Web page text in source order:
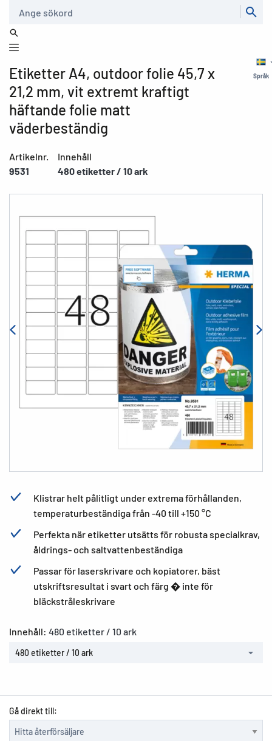
Språk
Etiketter A4, outdoor folie 45,7 x
21,2 mm, vit extremt kraftigt
häftande folie matt
väderbeständig
Artikelnr.
9531
Innehåll
480 etiketter / 10 ark
Klistrar helt pålitligt under extrema förhållanden,
temperaturbeständiga från -40 till +150 °C
Perfekta när etiketter utsätts för robusta specialkrav,
åldrings- och saltvattenbeständiga
Passar för laserskrivare och kopiatorer, bäst
utskriftsresultat i svart och färg � inte för
bläckstråleskrivare
Innehåll: 480 etiketter / 10 ark
480 etiketter / 10 ark
Gå direkt till: